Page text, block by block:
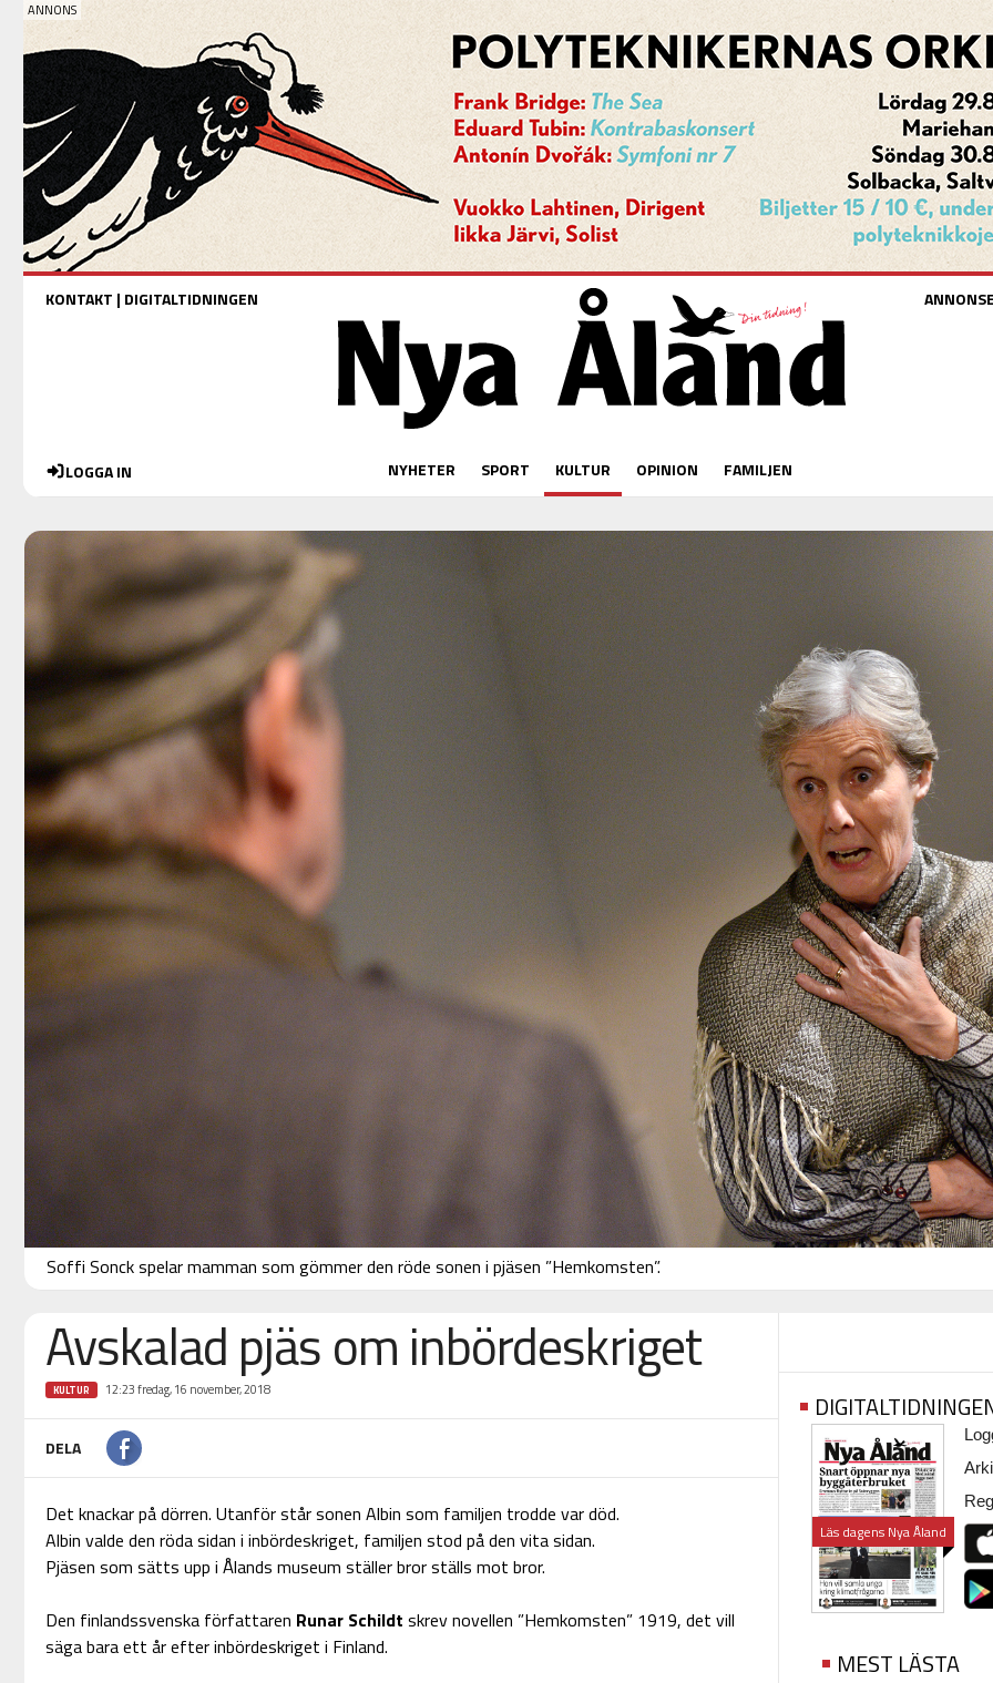
KONTAKT | DIGITALTIDNINGEN
LOGGA IN NYHETER SPORT KULTUR OPINION FAMILJEN
Soffi Sonck spelar mamman som gömmer den röde sonen i pjäsen ”Hemkomsten”.
Avskalad pjäs om inbördeskriget
KULTUR 12:23 fredag, 16 november, 2018
DELA
Det knackar på dörren. Utanför står sonen Albin som familjen trodde var död.
Albin valde den röda sidan i inbördeskriget, familjen stod på den vita sidan.
Pjäsen som sätts upp i Ålands museum ställer bror ställs mot bror.
Den finlandssvenska författaren Runar Schildt skrev novellen ”Hemkomsten” 1919, det vill
säga bara ett år efter inbördeskriget i Finland.
Läs dagens Nya Åland
MEST LÄSTA